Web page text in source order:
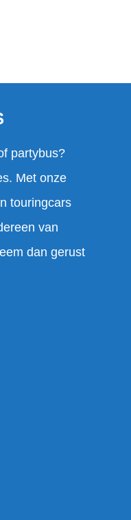
partybus?
Met onze
touringcars
van
dan gerust